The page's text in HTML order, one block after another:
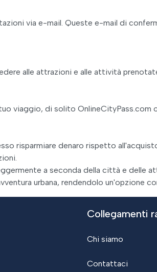
via e-mail. Queste e-mail di
alle attrazioni e alle attività
viaggio, di solito
risparmiare denaro rispetto
a seconda della città e delle
urbana, rendendolo un'opzione
Collegamenti
Chi siamo
Contattaci